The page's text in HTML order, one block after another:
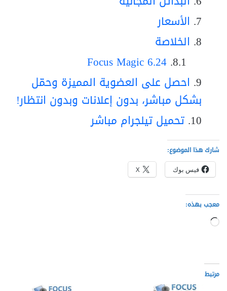
الأسعار
الخلاصة
Focus Magic 6.24
احصل على العضوية المميزة وحمّل
بشكل مباشر، بدون إعلانات وبدون انتظار!
تحميل تيلجرام مباشر
شارك هذا الموضوع:
فيس بوك X
معجب بهذه:
جاري
مرتبط